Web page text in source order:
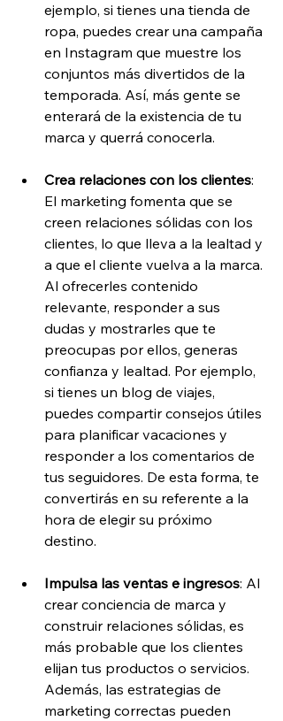
ejemplo, si tienes una tienda de
ropa, puedes crear una campaña
en Instagram que muestre los
conjuntos más divertidos de la
temporada. Así, más gente se
enterará de la existencia de tu
marca y querrá conocerla.
Crea relaciones con los clientes:
El marketing fomenta que se
creen relaciones sólidas con los
clientes, lo que lleva a la lealtad y
a que el cliente vuelva a la marca.
Al ofrecerles contenido
relevante, responder a sus
dudas y mostrarles que te
preocupas por ellos, generas
confianza y lealtad. Por ejemplo,
si tienes un blog de viajes,
puedes compartir consejos útiles
para planificar vacaciones y
responder a los comentarios de
tus seguidores. De esta forma, te
convertirás en su referente a la
hora de elegir su próximo
destino.
Impulsa las ventas e ingresos: Al
crear conciencia de marca y
construir relaciones sólidas, es
más probable que los clientes
elijan tus productos o servicios.
Además, las estrategias de
marketing correctas pueden